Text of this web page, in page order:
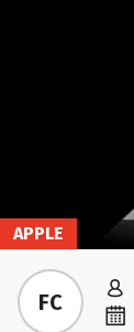
APPLE
FC 
